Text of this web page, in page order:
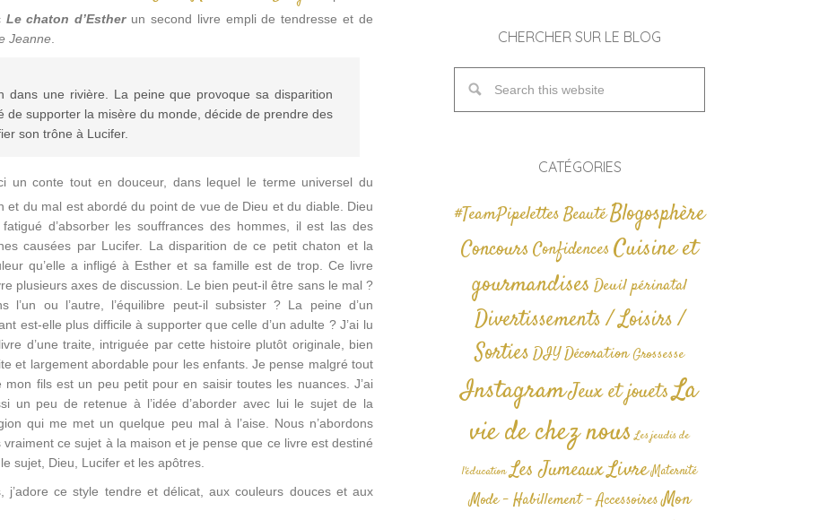
Le chaton d’Estherun second livre empli de tendresse et de
Jeanne
dans une rivière. La peine que provoque sa disparition
de supporter la misère du monde, décide de prendre des
son trône à Lucifer.
un conte tout en douceur, dans lequel le terme universel du
et du mal est abordé du point de vue de Dieu et du diable. Dieu
d’absorber les souffrances des hommes, il est las des
causées par Lucifer. La disparition de ce petit chaton et la
qu’elle a infligé à Esther et sa famille est de trop. Ce livre
plusieurs axes de discussion. Le bien peut-il être sans le mal ?
l’un ou l’autre, l’équilibre peut-il subsister ? La peine d’un
est-elle plus difficile à supporter que celle d’un adulte ? J’ai lu
d’une traite, intriguée par cette histoire plutôt originale, bien
et largement abordable pour les enfants. Je pense malgré tout
mon fils est un peu petit pour en saisir toutes les nuances. J’ai
un peu de retenue à l’idée d’aborder avec lui le sujet de la
qui me met un quelque peu mal à l’aise. Nous n’abordons
vraiment ce sujet à la maison et je pense que ce livre est destiné
sujet, Dieu, Lucifer et les apôtres.
j’adore ce style tendre et délicat, aux couleurs douces et aux
CHERCHER SUR LE BLOG
CATÉGORIES
#TeamPipelettesBeautéBlogosphère
ConcoursConfidences Cuisine et
gourmandises Deuil périnatal
Divertissements / Loisirs /
SortiesDIYDécoration Grossesse
InstagramJeux et jouetsLa
vie de chez nous Les jeudis de
l'éducation Les JumeauxLivre Maternité
Mode - Habillement - AccessoiresMon